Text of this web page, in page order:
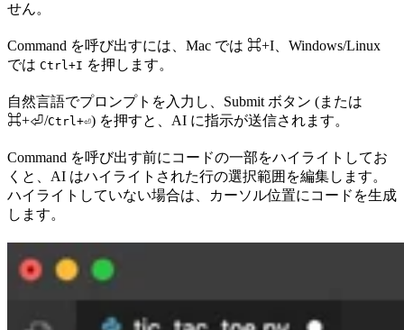
せん。
Command を呼び出すには、Mac では ⌘+I 、Windows/Linux
では Ctrl+I を押します。
自然言語でプロンプトを入力し、Submit ボタン (または
⌘+⏎/Ctrl+⏎) を押すと、AI に指示が送信されます。
Command を呼び出す前にコードの一部をハイライトしてお
くと、AI はハイライトされた行の選択範囲を編集します。
ハイライトしていない場合は、カーソル位置にコードを生成
します。